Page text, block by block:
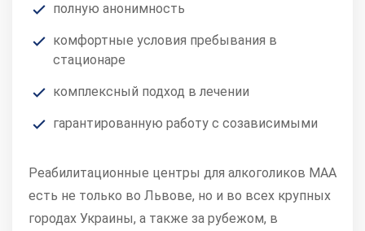
полную анонимность
комфортные условия пребывания в
стационаре
комплексный подход в лечении
гарантированную работу с созависимыми
Реабилитационные центры для алкоголиков МАА
есть не только во Львове, но и во всех крупных
городах Украины, а также за рубежом, в